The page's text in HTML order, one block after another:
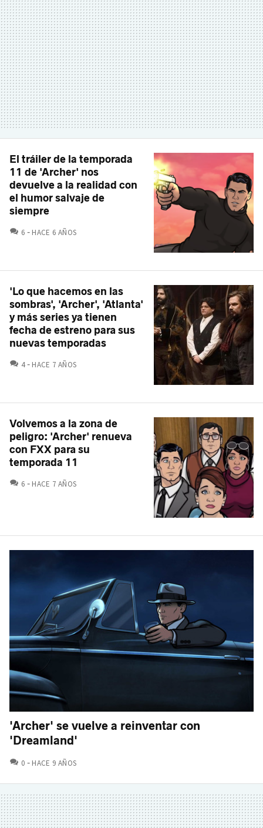
El tráiler de la temporada
11 de 'Archer' nos
devuelve a la realidad con
el humor salvaje de
siempre
6 COMENTARIOS
HACE 6 AÑOS
'Lo que hacemos en las
sombras', 'Archer', 'Atlanta'
y más series ya tienen
fecha de estreno para sus
nuevas temporadas
4 COMENTARIOS
HACE 7 AÑOS
Volvemos a la zona de
peligro: 'Archer' renueva
con FXX para su
temporada 11
6 COMENTARIOS
HACE 7 AÑOS
'Archer' se vuelve a reinventar con
'Dreamland'
0 COMENTARIOS
HACE 9 AÑOS